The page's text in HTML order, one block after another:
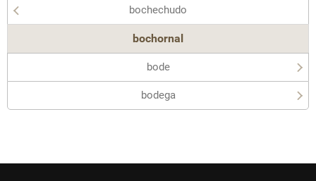
bochechudo
bochornal
bode
bodega